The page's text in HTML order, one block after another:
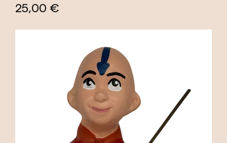
Animationen am besten widerspiegelt und
einen Comic-Caganer nach Hause und feiern
Sie die Magie der Popkultur mit einem
humorvollen und traditionellen Touch!
25,00 €